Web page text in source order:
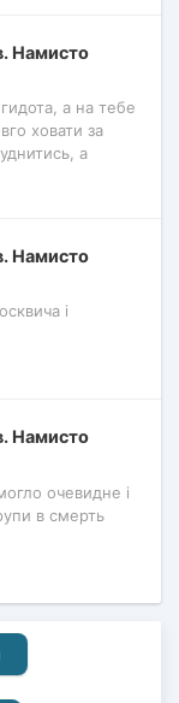
Намисто
а на тебе
ховати за
а
Намисто
і
Намисто
очевидне і
в смерть